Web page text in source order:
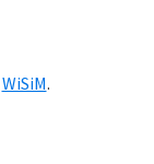
WiSiM.